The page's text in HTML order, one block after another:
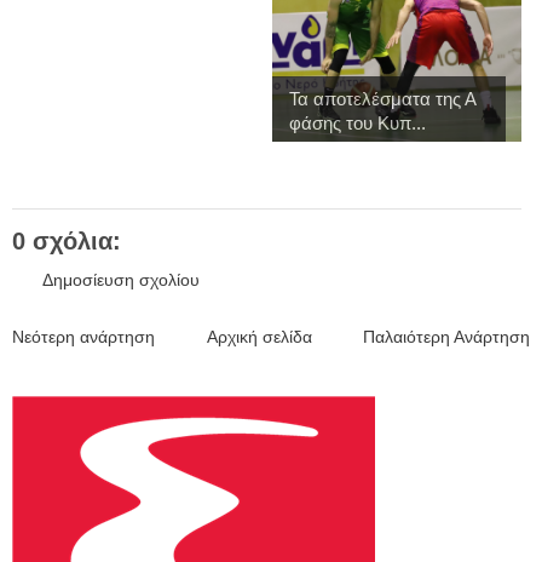
Τα αποτελέσματα της Α
φάσης του Κυπ...
0 σχόλια:
Δημοσίευση σχολίου
Νεότερη ανάρτηση Παλαιότερη Ανάρτηση
Αρχική σελίδα